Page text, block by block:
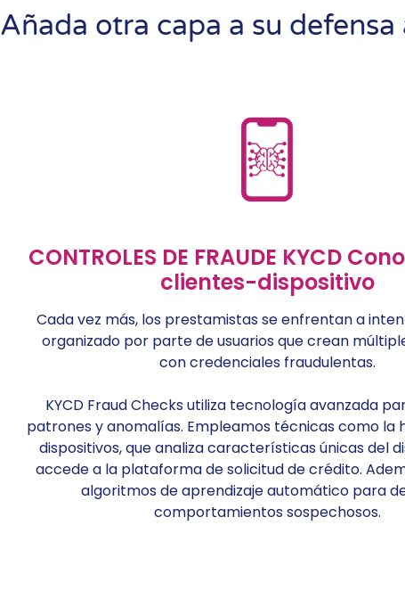
Añada otra capa a su
CONTROLES DE FRAUDE KYCD
clientes-dispositivo
Cada vez más, los prestamistas se enfrentan a
organizado por parte de usuarios que crean
con credenciales fraudulentas.
KYCD Fraud Checks utiliza tecnología avanzada
patrones y anomalías. Empleamos técnicas como la
dispositivos, que analiza características únicas del
accede a la plataforma de solicitud de crédito.
algoritmos de aprendizaje automático para
comportamientos sospechosos.